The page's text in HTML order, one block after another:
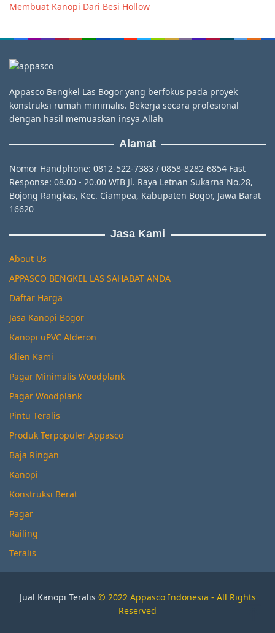
Membuat Kanopi Dari Besi Hollow
Appasco Bengkel Las Bogor yang berfokus pada proyek
konstruksi rumah minimalis. Bekerja secara profesional
dengan hasil memuaskan insya Allah
Alamat
Nomor Handphone: 0812-522-7383 / 0858-8282-6854 Fast
Response: 08.00 - 20.00 WIB Jl. Raya Letnan Sukarna No.28,
Bojong Rangkas, Kec. Ciampea, Kabupaten Bogor, Jawa Barat
16620
Jasa Kami
About Us
APPASCO BENGKEL LAS SAHABAT ANDA
Daftar Harga
Jasa Kanopi Bogor
Kanopi uPVC Alderon
Klien Kami
Pagar Minimalis Woodplank
Pagar Woodplank
Pintu Teralis
Produk Terpopuler Appasco
Baja Ringan
Kanopi
Konstruksi Berat
Pagar
Railing
Teralis
Jual Kanopi Teralis © 2022 Appasco Indonesia - All Rights
Reserved